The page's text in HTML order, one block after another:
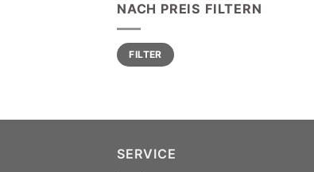
NACH PREIS FILTERN
Min.
Preis
Max.
PreisFILTER
SERVICE